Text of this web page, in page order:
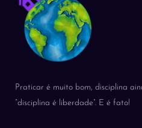
Praticar é muito bom, disciplina
“disciplina é liberdade”. E é fato!